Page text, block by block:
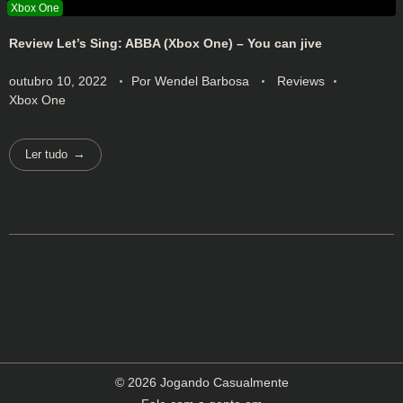
Review Let’s Sing: ABBA (Xbox One) – You can jive
outubro 10, 2022 Por Wendel Barbosa
Reviews
Xbox One
Ler tudo
© 2026 Jogando Casualmente